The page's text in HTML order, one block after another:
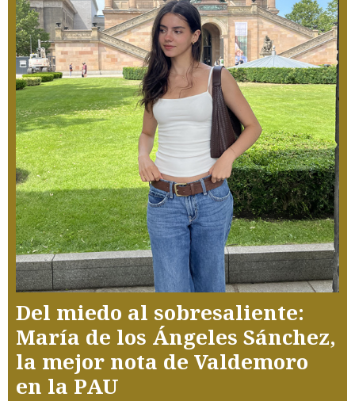
Del miedo al sobresaliente:
María de los Ángeles Sánchez,
la mejor nota de Valdemoro
en la PAU